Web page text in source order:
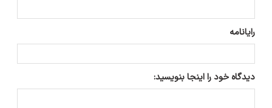
رایانامه
دیدگاه خود را اینجا بنویسید: